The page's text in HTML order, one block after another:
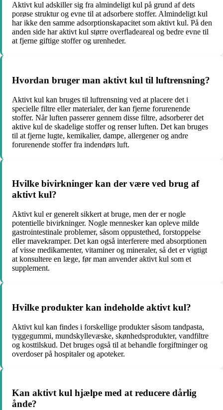
Aktivt kul adskiller sig fra almindeligt kul på grund af dets
porøse struktur og evne til at adsorbere stoffer. Almindeligt kul
har ikke den samme adsorptionskapacitet som aktivt kul. På den
anden side har aktivt kul større overfladeareal og bedre evne til
at fjerne giftige stoffer og urenheder.
Hvordan bruger man aktivt kul til luftrensning?
Aktivt kul kan bruges til luftrensning ved at placere det i
specielle filtre eller materialer, der kan fjerne forurenende
stoffer. Når luften passerer gennem disse filtre, adsorberer det
aktive kul de skadelige stoffer og renser luften. Det kan bruges
til at fjerne lugte, kemikalier, dampe, allergener og andre
forurenende stoffer fra indendørs luft.
Hvilke bivirkninger kan der være ved brug af
aktivt kul?
Aktivt kul er generelt sikkert at bruge, men der er nogle
potentielle bivirkninger. Nogle mennesker kan opleve milde
gastrointestinale problemer, såsom oppustethed, forstoppelse
eller mavekramper. Det kan også interferere med absorptionen
af visse medikamenter, vitaminer og mineraler, så det er vigtigt
at konsultere en læge, før man anvender aktivt kul som et
supplement.
Hvilke produkter kan indeholde aktivt kul?
Aktivt kul kan findes i forskellige produkter såsom tandpasta,
tyggegummi, mundskyllevæske, skønhedsprodukter, vandfiltre
og kosttilskud. Det bruges også til at behandle forgiftninger og
overdoser på hospitaler og apoteker.
Kan aktivt kul hjælpe med at reducere dårlig
ånde?